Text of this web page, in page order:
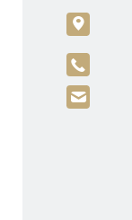
c
A
H